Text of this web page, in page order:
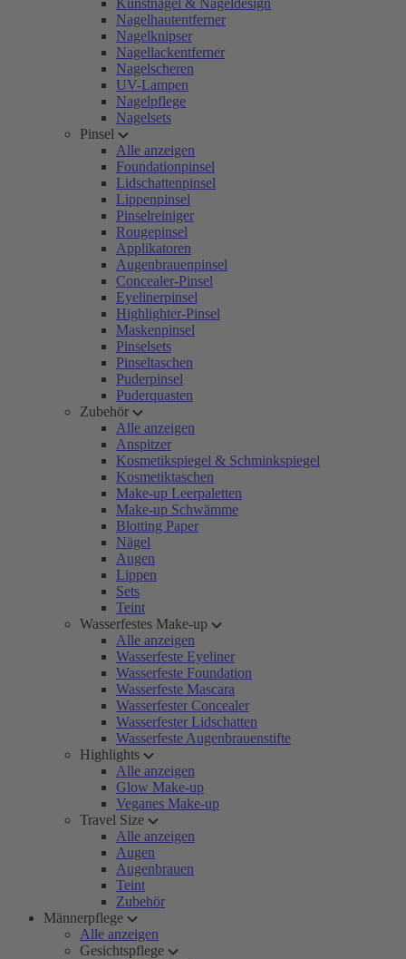
Kunstnägel & Nageldesign
Nagelhautentferner
Nagelknipser
Nagellackentferner
Nagelscheren
UV-Lampen
Nagelpflege
Nagelsets
Pinsel
Alle anzeigen
Foundationpinsel
Lidschattenpinsel
Lippenpinsel
Pinselreiniger
Rougepinsel
Applikatoren
Augenbrauenpinsel
Concealer-Pinsel
Eyelinerpinsel
Highlighter-Pinsel
Maskenpinsel
Pinselsets
Pinseltaschen
Puderpinsel
Puderquasten
Zubehör
Alle anzeigen
Anspitzer
Kosmetikspiegel & Schminkspiegel
Kosmetiktaschen
Make-up Leerpaletten
Make-up Schwämme
Blotting Paper
Nägel
Augen
Lippen
Sets
Teint
Wasserfestes Make-up
Alle anzeigen
Wasserfeste Eyeliner
Wasserfeste Foundation
Wasserfeste Mascara
Wasserfester Concealer
Wasserfester Lidschatten
Wasserfeste Augenbrauenstifte
Highlights
Alle anzeigen
Glow Make-up
Veganes Make-up
Travel Size
Alle anzeigen
Augen
Augenbrauen
Teint
Zubehör
Männerpflege
Alle anzeigen
Gesichtspflege